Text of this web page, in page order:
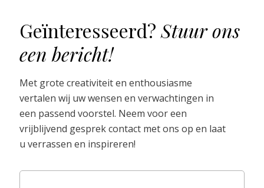
Geïnteresseerd? Stuur ons
een bericht!
Met grote creativiteit en enthousiasme
vertalen wij uw wensen en verwachtingen in
een passend voorstel. Neem voor een
vrijblijvend gesprek contact met ons op en laat
u verrassen en inspireren!